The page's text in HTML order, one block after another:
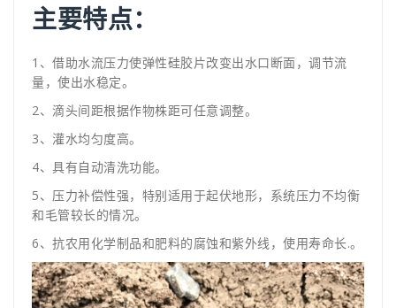
主要特点：
1、借助水流压力使弹性硅胶片改变出水口断面，调节流
量，使出水稳定。
2、滴头间距根据作物株距可任意调整。
3、灌水均匀度高。
4、具有自动清洗功能。
5、压力补偿性强，特别适用于起伏地形，系统压力不均衡
和毛管较长的情况。
6、抗农用化学制品和肥料的腐蚀和紫外线，使用寿命长.。